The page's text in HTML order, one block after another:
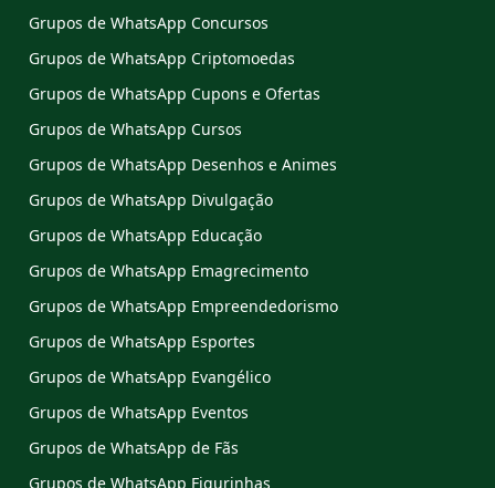
Grupos de WhatsApp Concursos
Grupos de WhatsApp Criptomoedas
Grupos de WhatsApp Cupons e Ofertas
Grupos de WhatsApp Cursos
Grupos de WhatsApp Desenhos e Animes
Grupos de WhatsApp Divulgação
Grupos de WhatsApp Educação
Grupos de WhatsApp Emagrecimento
Grupos de WhatsApp Empreendedorismo
Grupos de WhatsApp Esportes
Grupos de WhatsApp Evangélico
Grupos de WhatsApp Eventos
Grupos de WhatsApp de Fãs
Grupos de WhatsApp Figurinhas